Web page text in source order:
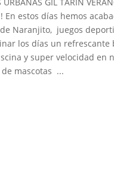
En estos días hemos
Naranjito, juegos
los días un refrescante
y super velocidad en
mascotas ...